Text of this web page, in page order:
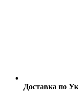
Доставка по